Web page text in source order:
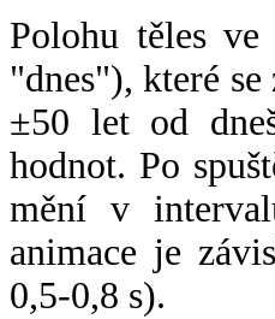
Polohu těles
"dnes"), které
±50 let od
hodnot. Po
mění v
animace je
0,5-0,8 s).